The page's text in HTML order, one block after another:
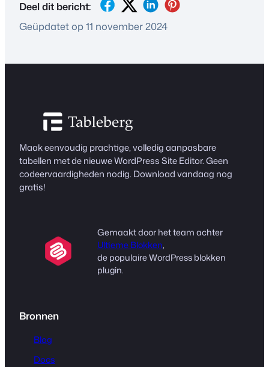
Deel dit bericht:
Geüpdatet op 11 november 2024
Maak eenvoudig prachtige, volledig aanpasbare
tabellen met de nieuwe WordPress Site Editor. Geen
codeervaardigheden nodig. Download vandaag nog
gratis!
Gemaakt door het team achter
Ultieme Blokken,
de populaire WordPress blokken
plugin.
Bronnen
Blog
Docs